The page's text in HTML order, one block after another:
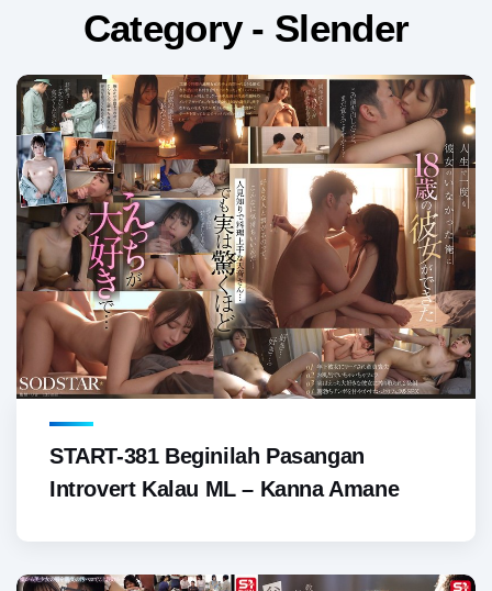
Category - Slender
START-381 Beginilah Pasangan
Introvert Kalau ML – Kanna Amane